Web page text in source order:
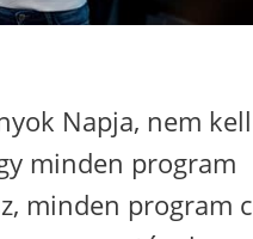
Napja, nem kell
minden program
minden program